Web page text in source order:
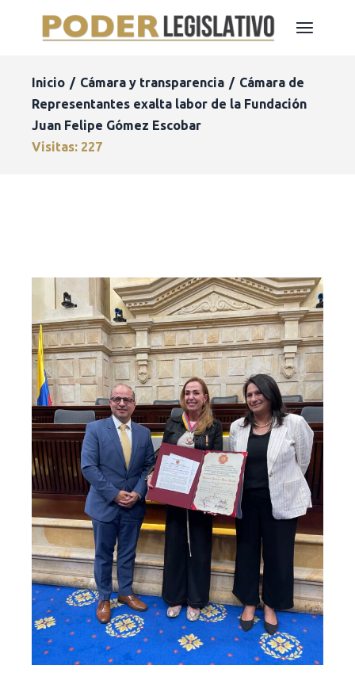
Inicio Cámara y transparencia
Cámara de
Representantes exalta labor de la Fundación
Juan Felipe Gómez Escobar
Visitas: 227